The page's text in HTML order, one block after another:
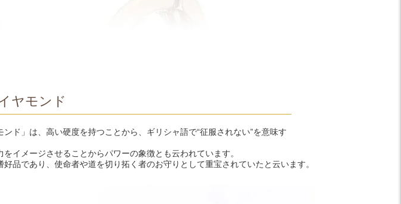
ヤモンド
ド」は、高い硬度を持つことから、ギリシャ語で“征服されない”を意味す
イメージさせることからパワーの象徴とも云われています。
品であり、使命者や道を切り拓く者のお守りとして重宝されていたと云います。